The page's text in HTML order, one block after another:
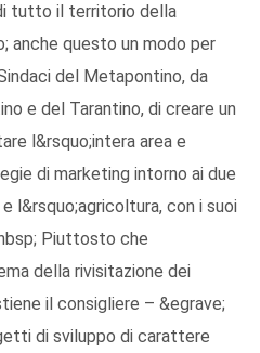
tutto il territorio della
anche questo un modo per
del Metapontino, da
e del Tarantino, di creare un
l&rsquo;intera area e
di marketing intorno ai due
l&rsquo;agricoltura, con i suoi
Piuttosto che
della rivisitazione dei
il consigliere – &egrave;
di sviluppo di carattere